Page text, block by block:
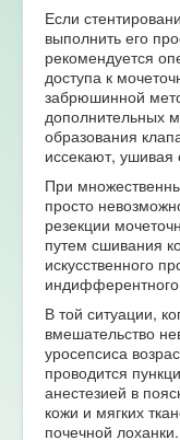
Если
выполнить его
рекомендуется
доступа к
забрюшинной
дополнительных
образования
иссекают, ушивая
При
просто
резекции
путем сшивания
искусственного
В той ситуации,
вмешательство
уросепсиса
проводится
анестезией в
кожи и мягких
почечной